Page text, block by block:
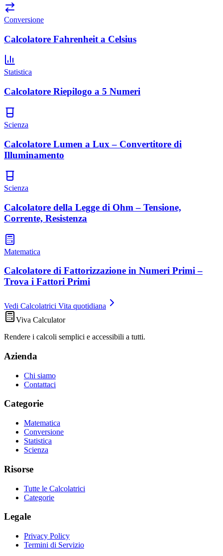
Conversione
Calcolatore Fahrenheit a Celsius
Statistica
Calcolatore Riepilogo a 5 Numeri
Scienza
Calcolatore Lumen a Lux – Convertitore di
Illuminamento
Scienza
Calcolatore della Legge di Ohm – Tensione,
Corrente, Resistenza
Matematica
Calcolatore di Fattorizzazione in Numeri Primi –
Trova i Fattori Primi
Vedi Calcolatrici Vita quotidiana
Viva Calculator
Rendere i calcoli semplici e accessibili a tutti.
Azienda
Chi siamo
Contattaci
Categorie
Matematica
Conversione
Statistica
Scienza
Risorse
Tutte le Calcolatrici
Categorie
Legale
Privacy Policy
Termini di Servizio